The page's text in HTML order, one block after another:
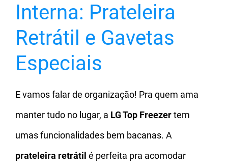
Interna: Prateleira
Retrátil e Gavetas
Especiais
E vamos falar de organização! Pra quem ama
manter tudo no lugar, a LG Top Freezertem
umas funcionalidades bem bacanas. A
prateleira retrátil é perfeita pra acomodar